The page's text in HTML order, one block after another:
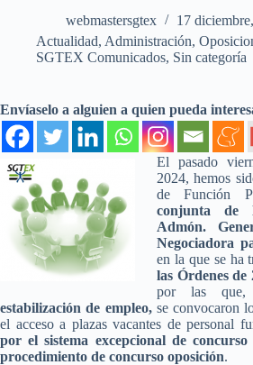
webmastersgtex
17
Actualidad, Administración,
SGTEX Comunicados, Sin categoría
Envíaselo a alguien a quien pueda
El pasado
2024, hemos
de Función
conjunta de
Admón.
Negociadora
en la que se ha
las Órdenes de
por las
estabilización de empleo, se convocaron
el acceso a plazas vacantes de personal
por el sistema excepcional de
procedimiento de concurso oposición.